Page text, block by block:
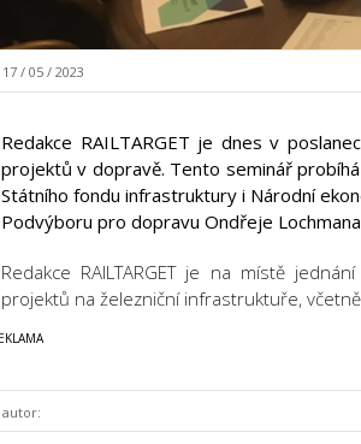
17 / 05 / 2023
Redakce RAILTARGET je dnes v
projektů v dopravě. Tento seminář
Státního fondu infrastruktury i Národní
Podvýboru pro dopravu Ondřeje Lochmana
Redakce RAILTARGET je na místě
projektů na železniční infrastruktuře,
autor: